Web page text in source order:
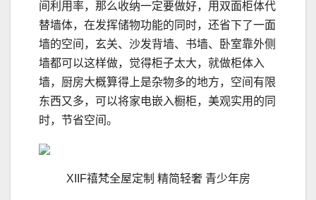
间利用率，那么收纳一定要做好，用双面柜体代
替墙体，在发挥储物功能的同时，还省下了一面
墙的空间，玄关、沙发背墙、书墙、卧室靠外侧
墙都可以这样做，觉得柜子太大，就做柜体入
墙，厨房大概算得上是杂物多的地方，空间有限
东西又多，可以将家电嵌入橱柜，美观实用的同
时，节省空间。
XIIF禧梵全屋定制 精简轻奢 青少年房